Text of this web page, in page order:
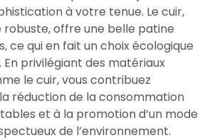
à votre tenue. Le cuir,
robuste, offre une belle patine
ce qui en fait un choix écologique
privilégiant des matériaux
le cuir, vous contribuez
réduction de la consommation
et à la promotion d’un mode
de l’environnement.